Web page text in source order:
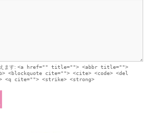
ます:<a href="" title=""> <abbr title="">
<blockquote cite=""> <cite> <code> <del
<q cite=""> <strike> <strong>